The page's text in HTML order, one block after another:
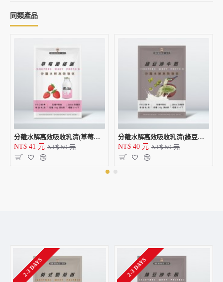
同類產品
分離水解高效吸收乳清(草莓優格派/包)
NT$ 41 元 NT$ 50 元
分離水解高效吸收乳清(綠豆沙牛奶/包)
NT$ 40 元 NT$ 50 元
2-3 DAYS 2-3 DAYS